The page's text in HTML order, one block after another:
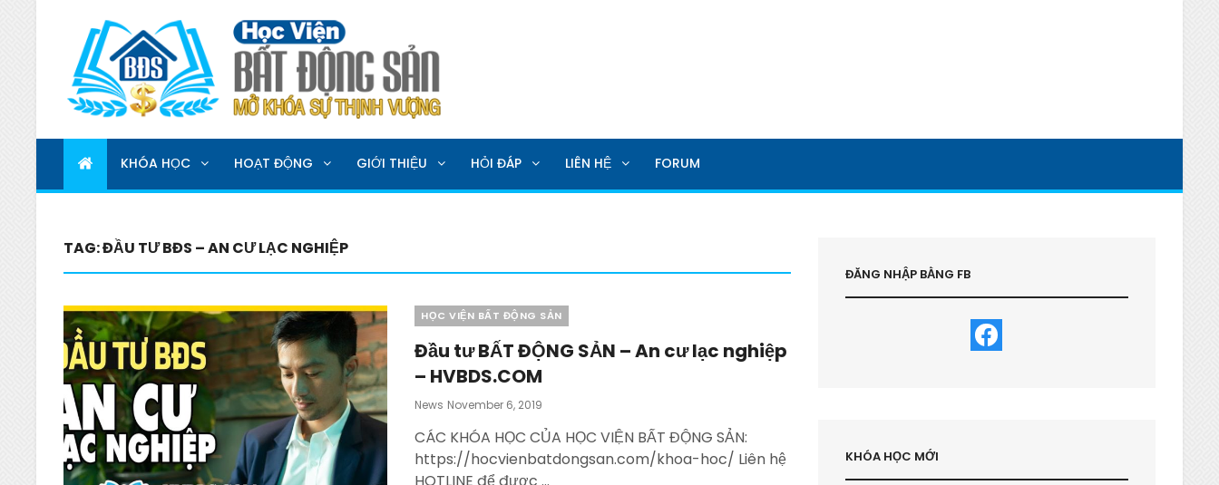
HỌC VIỆN BẤT ĐỘNG SẢN
MỞ KHOÁ SỰ THỊNH VƯỢNG
KHÓA HỌC HOẠT ĐỘNG GIỚI THIỆU HỎI ĐÁP LIÊN HỆ FORUM
TAG:ĐẦU TƯ BĐS – AN CƯ LẠC NGHIỆP
Categories
HỌC VIỆN BẤT ĐỘNG SẢN
Đầu tư BẤT ĐỘNG SẢN – An cư lạc nghiệp
– HVBDS.COM
News Posted
November 6, 2019
CÁC KHÓA HỌC CỦA HỌC VIỆN BẤT ĐỘNG SẢN:
https://hocvienbatdongsan.com/khoa-hoc/ Liên hệ
ĐĂNG NHẬP BẰNG FB
KHÓA HỌC MỚI